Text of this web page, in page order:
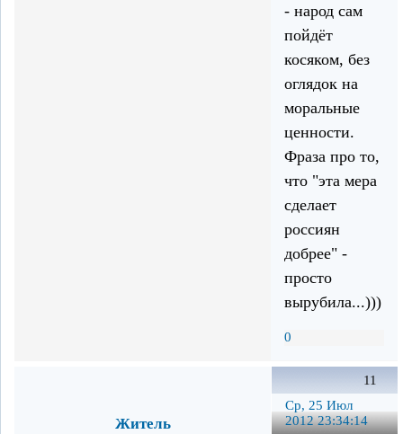
- народ сам
пойдёт
косяком, без
оглядок на
моральные
ценности.
Фраза про то,
что "эта мера
сделает
россиян
добрее" -
просто
вырубила...)))
0
11
Ср, 25 Июл
2012 23:34:14
Житель